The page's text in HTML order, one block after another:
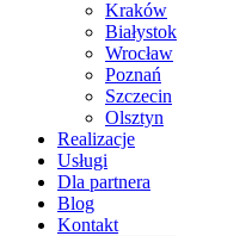
Kraków
Białystok
Wrocław
Poznań
Szczecin
Olsztyn
Realizacje
Usługi
Dla partnera
Blog
Kontakt